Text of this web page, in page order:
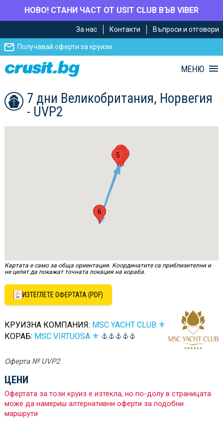
НОВО! СТАНИ ЧАСТ ОТ USIT CLUB ВЪВ VIBER
главното
съдържание
Навигацията
За нас Контакти Въпроси и отговори
Получавай оферти за круизи
МЕНЮ
7 дни Великобритания, Норвегия
- UVP2
1
2
3 4
5
6
Картата е само за обща ориентация. Координатите са приблизителни и
не целят да покажат точната локация на кораба.
ИЗТЕГЛЕТЕ ОФЕРТАТА (PDF)
КРУИЗНА КОМПАНИЯ: MSC YACHT CLUB ⚜
КОРАБ: MSC VIRTUOSA ⚜
Оферта № UVP2
ЦЕНИ
Офертата за този круиз е изтекла, но по-долу в страницата
може да намериш алтернативни оферти за подобни
маршрути